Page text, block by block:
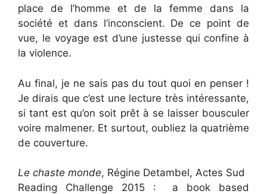
place de l’homme et de la femme dans la
société et dans l’inconscient. De ce point de
vue, le voyage est d’une justesse qui confine à
la violence.
Au final, je ne sais pas du tout quoi en penser !
Je dirais que c’est une lecture très intéressante,
si tant est qu’on soit prêt à se laisser bousculer
voire malmener. Et surtout, oubliez la quatrième
de couverture.
Le chaste monde, Régine Detambel, Actes Sud
Reading Challenge 2015 : a book based